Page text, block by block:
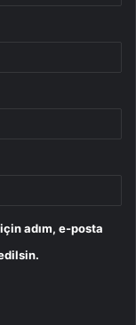
adım, e-posta